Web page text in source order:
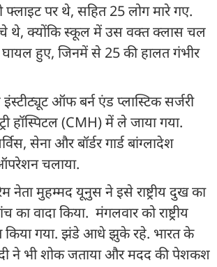
फ्लाइट पर थे, सहित 25 लोग मारे गए.
थे, क्योंकि स्कूल में उस वक्त क्लास चल
घायल हुए, जिनमें से 25 की हालत गंभीर
ऑफ बर्न एंड प्लास्टिक सर्जरी
हॉस्पिटल (CMH) में ले जाया गया.
सेना और बॉर्डर गार्ड बांग्लादेश
चलाया.
नेता मुहम्मद यूनुस ने इसे राष्ट्रीय दुख का
वादा किया. मंगलवार को राष्ट्रीय
किया गया. झंडे आधे झुके रहे. भारत के
मोदी ने भी शोक जताया और मदद की पेशकश